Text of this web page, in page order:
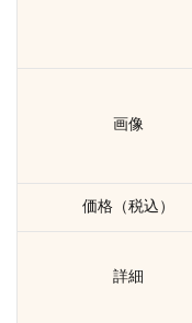
画像
価格（税込）
詳細